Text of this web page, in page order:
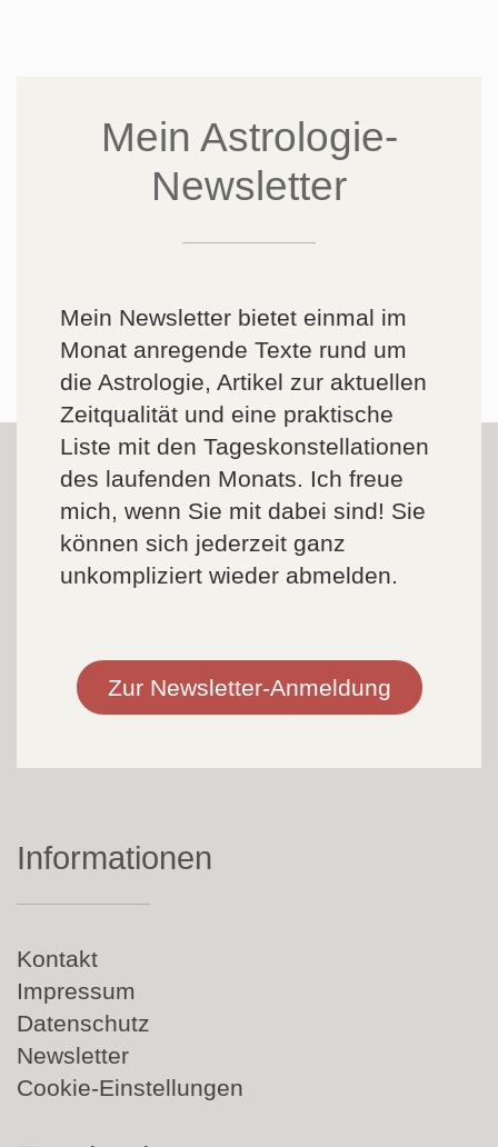
Mein Astrologie-
Newsletter
Mein Newsletter bietet einmal im
Monat anregende Texte rund um
die Astrologie, Artikel zur aktuellen
Zeitqualität und eine praktische
Liste mit den Tageskonstellationen
des laufenden Monats. Ich freue
mich, wenn Sie mit dabei sind! Sie
können sich jederzeit ganz
unkompliziert wieder abmelden.
Zur Newsletter-Anmeldung
Informationen
Navigation
überspringen
Kontakt
Impressum
Datenschutz
Newsletter
Cookie-Einstellungen